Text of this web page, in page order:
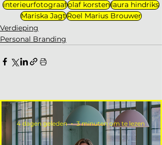
interieurfotograafolaf korstenlaura hindriks
Mariska JagtRoel Marius Brouwer
Verdieping
Personal Branding
4 dagen geleden 3 minuten om te lezen